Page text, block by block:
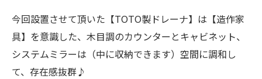
今回設置させて頂いた【TOTO製ドレーナ】は【造作家
具】を意識した、木目調のカウンターとキャビネット、
システムミラーは（中に収納できます）空間に調和し
て、存在感抜群♪